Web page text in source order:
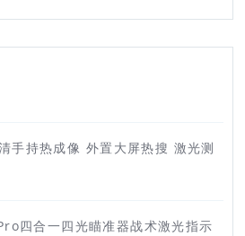
手持热成像 外置大屏热搜 激光测
四合一四光瞄准器战术激光指示